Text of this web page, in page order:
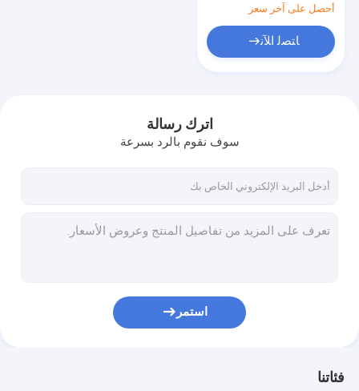
أحصل على آخر سعر
ﺎﺘﺼﻟ ﺍﻶﻧ
اترك رسالة
سوف نقوم بالرد بسرعة
استمر
فئاتنا